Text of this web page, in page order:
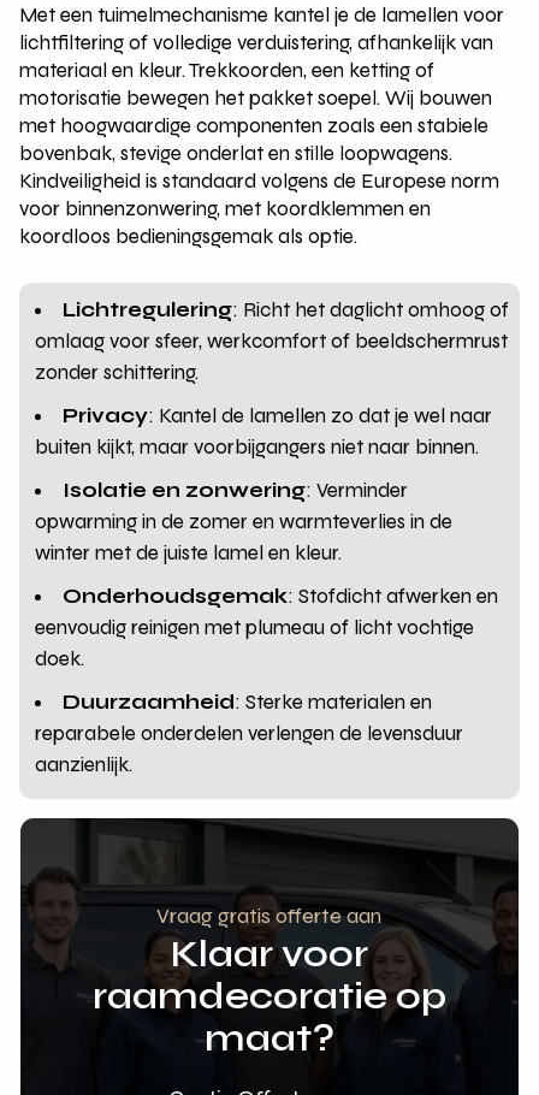
Met een tuimelmechanisme kantel je de lamellen voor
lichtfiltering of volledige verduistering, afhankelijk van
materiaal en kleur. Trekkoorden, een ketting of
motorisatie bewegen het pakket soepel. Wij bouwen
met hoogwaardige componenten zoals een stabiele
bovenbak, stevige onderlat en stille loopwagens.
Kindveiligheid is standaard volgens de Europese norm
voor binnenzonwering, met koordklemmen en
koordloos bedieningsgemak als optie.
Lichtregulering: Richt het daglicht omhoog of
omlaag voor sfeer, werkcomfort of beeldschermrust
zonder schittering.
Privacy: Kantel de lamellen zo dat je wel naar
buiten kijkt, maar voorbijgangers niet naar binnen.
Isolatie en zonwering: Verminder
opwarming in de zomer en warmteverlies in de
winter met de juiste lamel en kleur.
Onderhoudsgemak: Stofdicht afwerken en
eenvoudig reinigen met plumeau of licht vochtige
doek.
Duurzaamheid: Sterke materialen en
reparabele onderdelen verlengen de levensduur
aanzienlijk.
Vraag gratis offerte aan
Klaar voor
raamdecoratie op
maat?